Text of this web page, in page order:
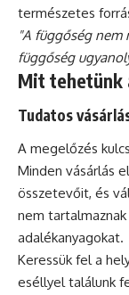
természetes
"A függőség
függőség
Mit tehetünk
Tudatos
A megelőzés
Minden vásárlás
összetevőit, és
nem
adalékanyagokat.
Keressük fel a
eséllyel találunk